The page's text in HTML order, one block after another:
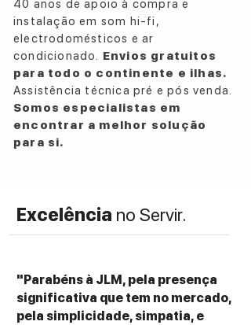
40 anos de apoio à compra e
instalação em som hi-fi,
electrodomésticos e ar
condicionado. Envios gratuitos
para todo o continente e ilhas.
Assistência técnica pré e pós venda.
Somos especialistas em
encontrar a melhor solução
para si.
Excelência no Servir.
"Parabéns à JLM, pela presença
significativa que tem no mercado,
pela simplicidade, simpatia, e